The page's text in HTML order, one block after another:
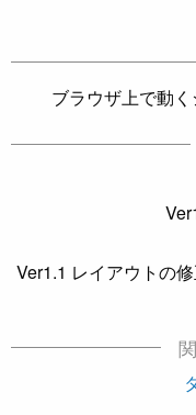
ブラウザ上で動く
Ver1.1 レイアウトの